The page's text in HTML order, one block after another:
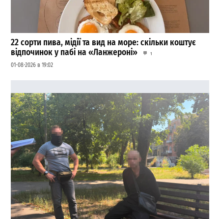
22 сорти пива, мідії та вид на море: скільки коштує
відпочинок у пабі на «Ланжероні»
1
01-08-2026 в 19:02